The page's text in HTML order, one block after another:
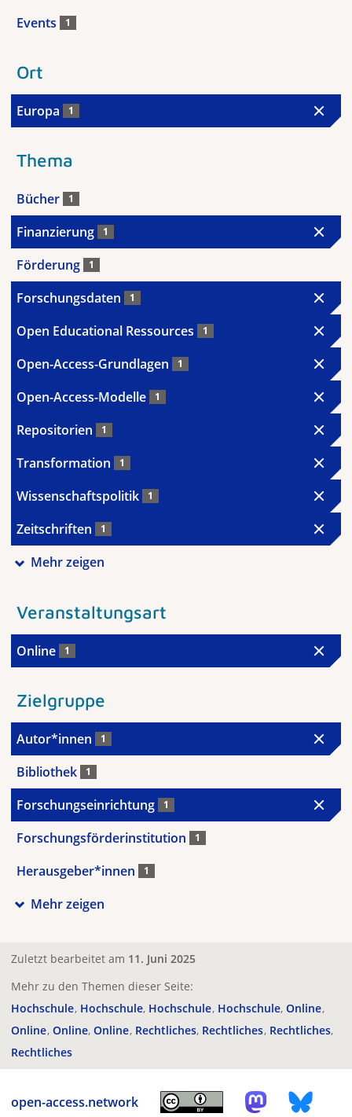
Events 1
Ort
Europa 1
Thema
Bücher 1
Finanzierung 1
Förderung 1
Forschungsdaten 1
Open Educational Ressources 1
Open-Access-Grundlagen 1
Open-Access-Modelle 1
Repositorien 1
Transformation 1
Wissenschaftspolitik 1
Zeitschriften 1
Mehr zeigen
Veranstaltungsart
Online 1
Zielgruppe
Autor*innen 1
Bibliothek 1
Forschungseinrichtung 1
Forschungsförderinstitution 1
Herausgeber*innen 1
Mehr zeigen
Zuletzt bearbeitet am 11. Juni 2025
Mehr zu den Themen dieser Seite:
Hochschule Hochschule Hochschule Hochschule Online
Online Online Online Rechtliches Rechtliches Rechtliches
Rechtliches
open-access.network